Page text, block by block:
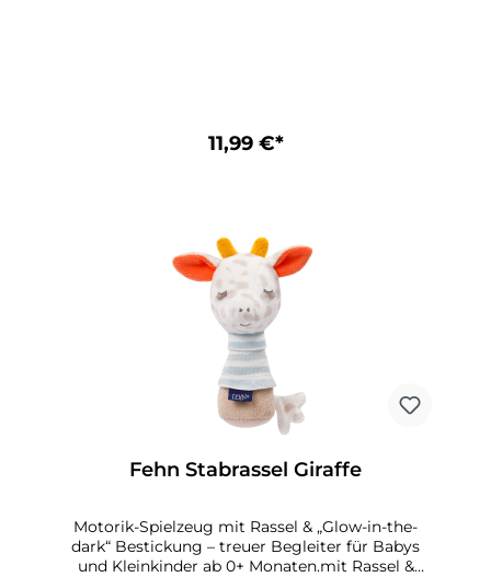
11,99 €*
Fehn Stabrassel Giraffe
Motorik-Spielzeug mit Rassel & „Glow-in-the-
dark“ Bestickung – treuer Begleiter für Babys
und Kleinkinder ab 0+ Monaten.mit Rassel &